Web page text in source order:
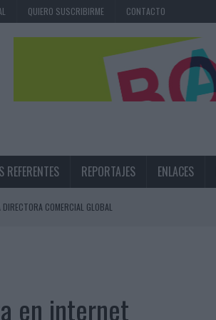
QUIERO SUSCRIBIRME CONTACTO
REFERENTES REPORTAJES ENLACES
COMERCIAL GLOBAL
HISTÓRICO EN ACTIVOS CULTURALES Y ECONÓMICOS
SUS RELACIONES CON LOS MEDIOS
en internet